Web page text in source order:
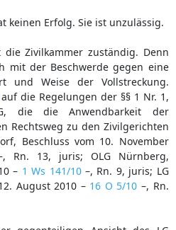
keinen Erfolg. Sie ist unzulässig.
Zivilkammer zuständig. Denn
mit der Beschwerde gegen eine
und Weise der Vollstreckung.
auf die Regelungen der §§ 1 Nr. 1,
die die Anwendbarkeit der
Rechtsweg zu den Zivilgerichten
Beschluss vom 10. November
Rn. 13, juris; OLG Nürnberg,
– 1 Ws 141/10–, Rn. 9, juris; LG
August 2010 – 16 O 5/10 –, Rn.